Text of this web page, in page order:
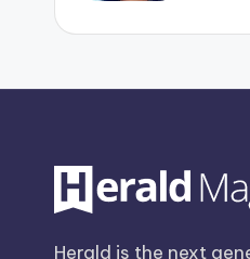
Herald is the next